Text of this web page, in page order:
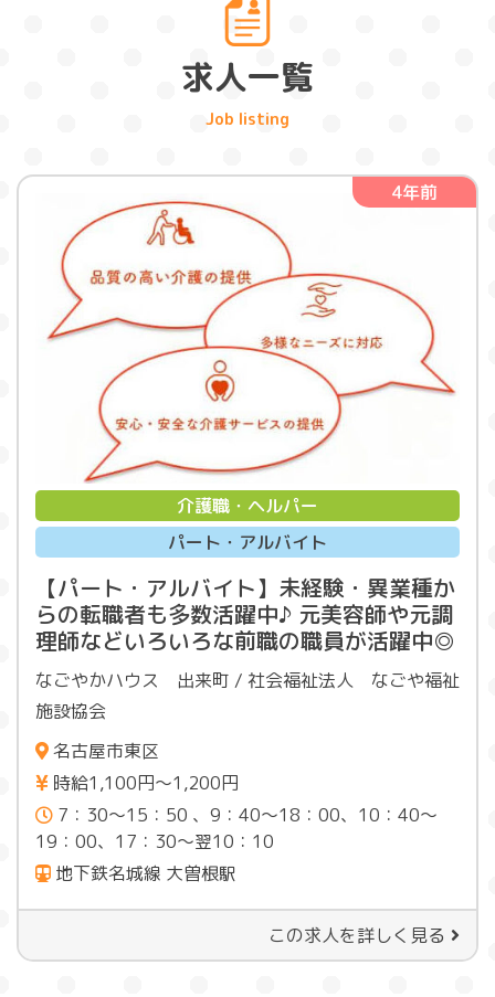
求人一覧
4年前
介護職・ヘルパー
パート・アルバイト
【パート・アルバイト】未経験・異業種か
らの転職者も多数活躍中♪ 元美容師や元調
理師などいろいろな前職の職員が活躍中◎
なごやかハウス 出来町 / 社会福祉法人 なごや福祉
施設協会
名古屋市東区
時給1,100円～1,200円
7：30～15：50 、9：40～18：00、10：40〜
19：00、17：30～翌10：10
地下鉄名城線 大曽根駅
この求人を詳しく見る